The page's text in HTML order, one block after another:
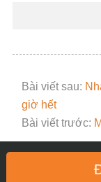
Bài viết sau:
giờ hết
Bài viết trước: